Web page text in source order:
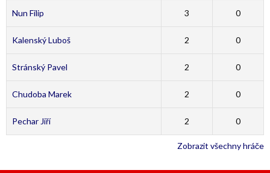
Nun Filip 3 0
Kalenský Luboš 2 0
Stránský Pavel 2 0
Chudoba Marek 2 0
Pechar Jiří 2 0
Zobrazit všechny hráče